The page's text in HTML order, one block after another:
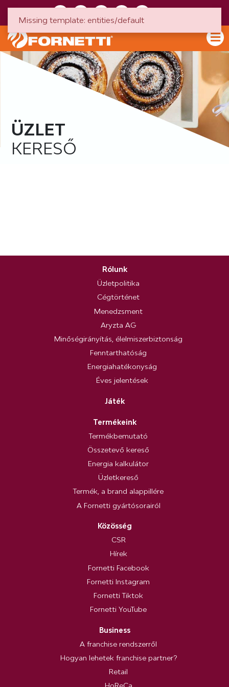
ÜZLET
KERESŐ
Rólunk
Üzletpolitika
Cégtörténet
Menedzsment
Aryzta AG
Minőségirányítás, élelmiszerbiztonság
Fenntarthatóság
Energiahatékonyság
Éves jelentések
Játék
Termékeink
Termékbemutató
Összetevő kereső
Energia kalkulátor
Üzletkereső
Termék, a brand alappillére
A Fornetti gyártósorairól
Közösség
CSR
Hírek
Fornetti Facebook
Fornetti Instagram
Fornetti Tiktok
Fornetti YouTube
Business
A franchise rendszerről
Hogyan lehetek franchise partner?
Retail
Missing template: entities/default